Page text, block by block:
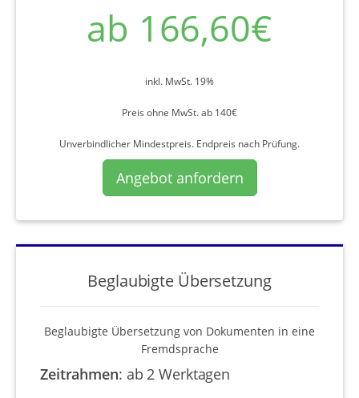
ab 166,60€
inkl. MwSt. 19%
Preis ohne MwSt. ab 140€
Unverbindlicher Mindestpreis. Endpreis nach Prüfung.
Angebot anfordern
Beglaubigte Übersetzung
Beglaubigte Übersetzung von Dokumenten in eine
Fremdsprache
Zeitrahmen: ab 2 Werktagen